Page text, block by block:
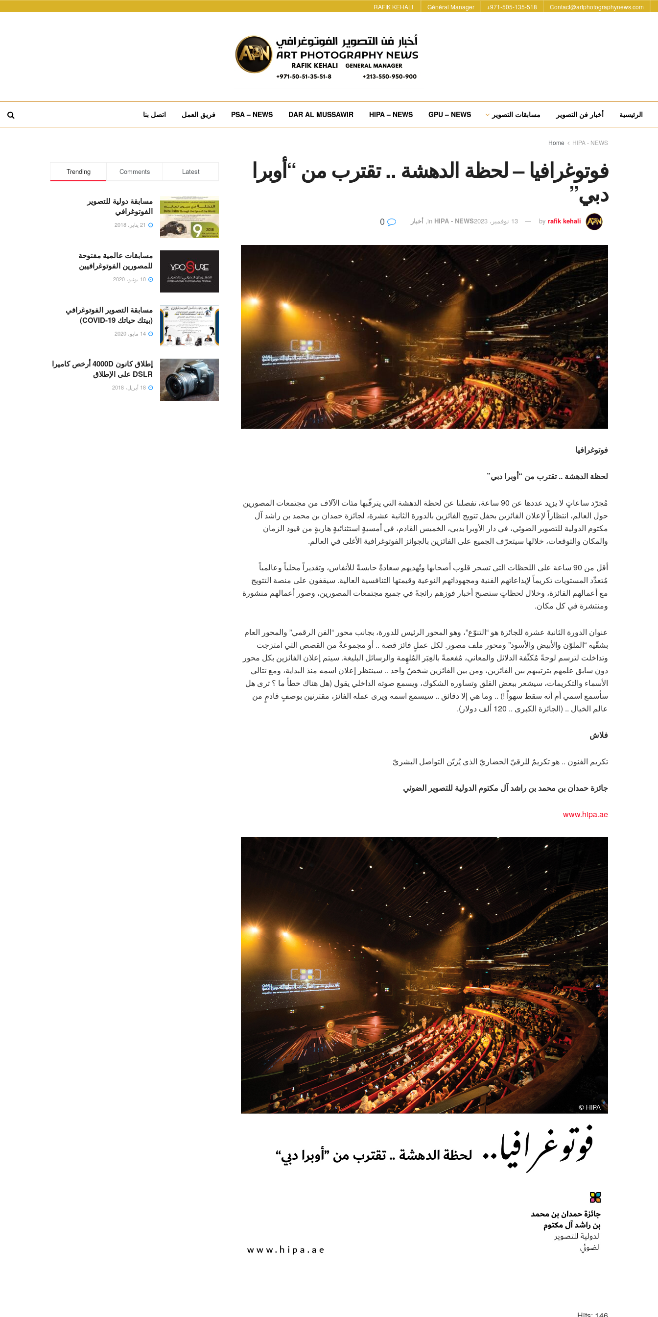
Contact@artphotographynews.com
971-505-135-518+
Général Manager
RAFIK KEHALI
الرئيسية أخبار فن التصوير مسابقات التصوير GPU – NEWS
HIPA – NEWS
DAR AL MUSSAWIR
PSA – NEWS فريق العمل اتصل بنا
Home HIPA - NEWS
فوتوغرافيا – لحظة الدهشة .. تقترب من “أوبرا
دبي”
by rafik kehali 13 نوفمبر، 2023 in HIPA - NEWS
, أخبار
فوتوغرافيا
لحظة الدهشة .. تقترب من “أوبرا دبي”
مُجرّد ساعاتٍ لا يزيد عددها عن 90 ساعة، تفصلنا عن لحظة الدهشة التي يترقّبها مئات الآلاف من مجتمعات المصورين
حول العالم، انتظاراً لإعلان الفائزين بحفل تتويج الفائزين بالدورة الثانية عشرة، لجائزة حمدان بن محمد بن راشد آل
مكتوم الدولية للتصوير الضوئي، في دار الأوبرا بدبي، الخميس القادم، في أمسيةٍ استثنائيةٍ هاربةٍ من قيود الزمان
والمكان والتوقعات، خلالها سيتعرّف الجميع على الفائزين بالجوائز الفوتوغرافية الأغلى في العالم.
أقل من 90 ساعة على اللحظات التي تسحر قلوب أصحابها وتُهديهم سعادةً حابسةً للأنفاس، وتقديراً محلياً وعالمياً
مُتعدِّد المستويات تكريماً لإبداعاتهم الفنية ومجهوداتهم النوعية وقيمتها التنافسية العالية. سيقفون على منصة التتويج
مع أعمالهم الفائزة، وخلال لحظاتٍ ستصبح أخبار فوزهم رائجةً في جميع مجتمعات المصورين، وصور أعمالهم منشورة
ومنتشرة في كل مكان.
عنوان الدورة الثانية عشرة للجائزة هو “التنوّع”، وهو المحور الرئيس للدورة، بجانب محور “الفن الرقمي” والمحور العام
بشقّيه “الملوّن والأبيض والأسود” ومحور ملف مصور. لكل عملٍ فائز قصة .. أو مجموعةٌ من القصص التي امتزجت
وتداخلت لترسم لوحةً مُكثّفة الدلائل والمعاني، مُفعمةً بالعِبَر المُلهِمة والرسائل البليغة. سيتم إعلان الفائزين بكل محور
دون سابق علمهم بترتيبهم بين الفائزين، ومن بين الفائزين شخصٌ واحد .. سينتظر إعلان اسمه منذ البداية، ومع تتالي
الأسماء والتكريمات، سيشعر ببعض القلق وتساوره الشكوك، ويسمع صوته الداخلي يقول (هل هناك خطأ ما ؟ ترى هل
سأسمع اسمي أم أنه سقط سهواً !) .. وما هي إلا دقائق .. سيسمع اسمه ويرى عمله الفائز، مقترنين بوصفٍ قادمٍ من
عالم الخيال .. (الجائزة الكبرى .. 120 ألف دولار).
فلاش
تكريم الفنون .. هو تكريمٌ للرقيّ الحضاريّ الذي يُزيّن التواصل البشريّ
جائزة حمدان بن محمد بن راشد آل مكتوم الدولية للتصوير الضوئي
www.hipa.ae
Trending Comments Latest
مسابقة دولية للتصوير
الفوتوغرافي
مسابقات عالمية مفتوحة
للمصورين الفوتوغرافيين
مسابقة التصوير الفوتوغرافي
(بيتك حياتك COVID-19)
إطلاق كانون 4000D أرخص كاميرا
DSLR على الإطلاق